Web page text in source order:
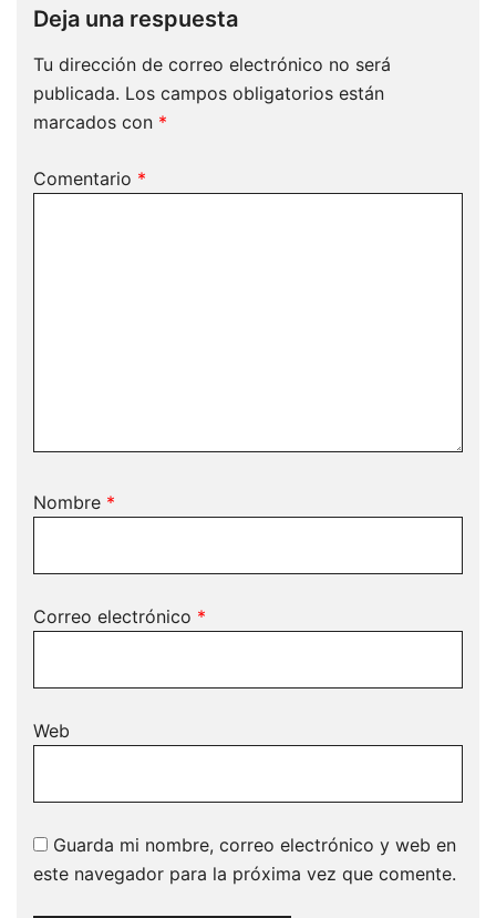
Deja una respuesta
Tu dirección de correo electrónico no será
publicada. Los campos obligatorios están
marcados con *
Comentario *
Nombre *
Correo electrónico *
Web
Guarda mi nombre, correo electrónico y web en
este navegador para la próxima vez que comente.